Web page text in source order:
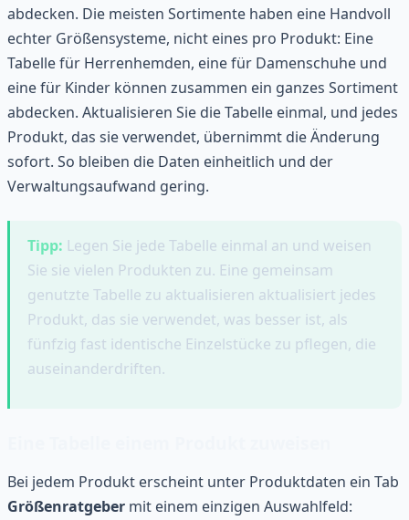
abdecken. Die meisten Sortimente haben eine Handvoll
echter Größensysteme, nicht eines pro Produkt: Eine
Tabelle für Herrenhemden, eine für Damenschuhe und
eine für Kinder können zusammen ein ganzes Sortiment
abdecken. Aktualisieren Sie die Tabelle einmal, und jedes
Produkt, das sie verwendet, übernimmt die Änderung
sofort. So bleiben die Daten einheitlich und der
Verwaltungsaufwand gering.
Tipp: Legen Sie jede Tabelle einmal an und weisen
Sie sie vielen Produkten zu. Eine gemeinsam
genutzte Tabelle zu aktualisieren aktualisiert jedes
Produkt, das sie verwendet, was besser ist, als
fünfzig fast identische Einzelstücke zu pflegen, die
auseinanderdriften.
Bei jedem Produkt erscheint unter Produktdaten ein Tab
Größenratgeber mit einem einzigen Auswahlfeld: